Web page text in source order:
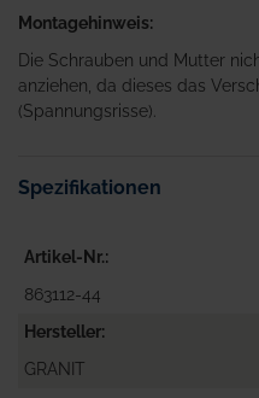
Montagehinweis:
Die Schrauben und Mutter
anziehen, da dieses das
(Spannungsrisse).
Spezifikationen
Artikel-Nr.
863112-44
Hersteller
GRANIT